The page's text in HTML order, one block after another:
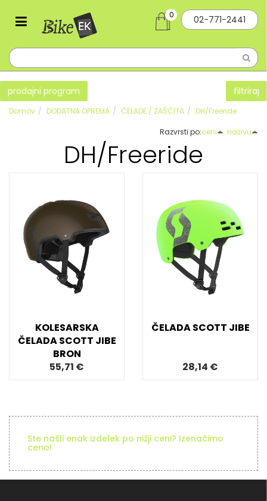
02-771-2441
0
prodajni program filtriraj
Domov DODATNA OPREMA ČELADE / ZAŠČITA DH/Freeride
Razvrsti po:ceni nazivu
DH/Freeride
KOLESARSKA
ČELADA SCOTT JIBE
BRON
55,71 €
ČELADA SCOTT JIBE
28,14 €
Ste našli enak izdelek po nižji ceni? Izenačimo
ceno!